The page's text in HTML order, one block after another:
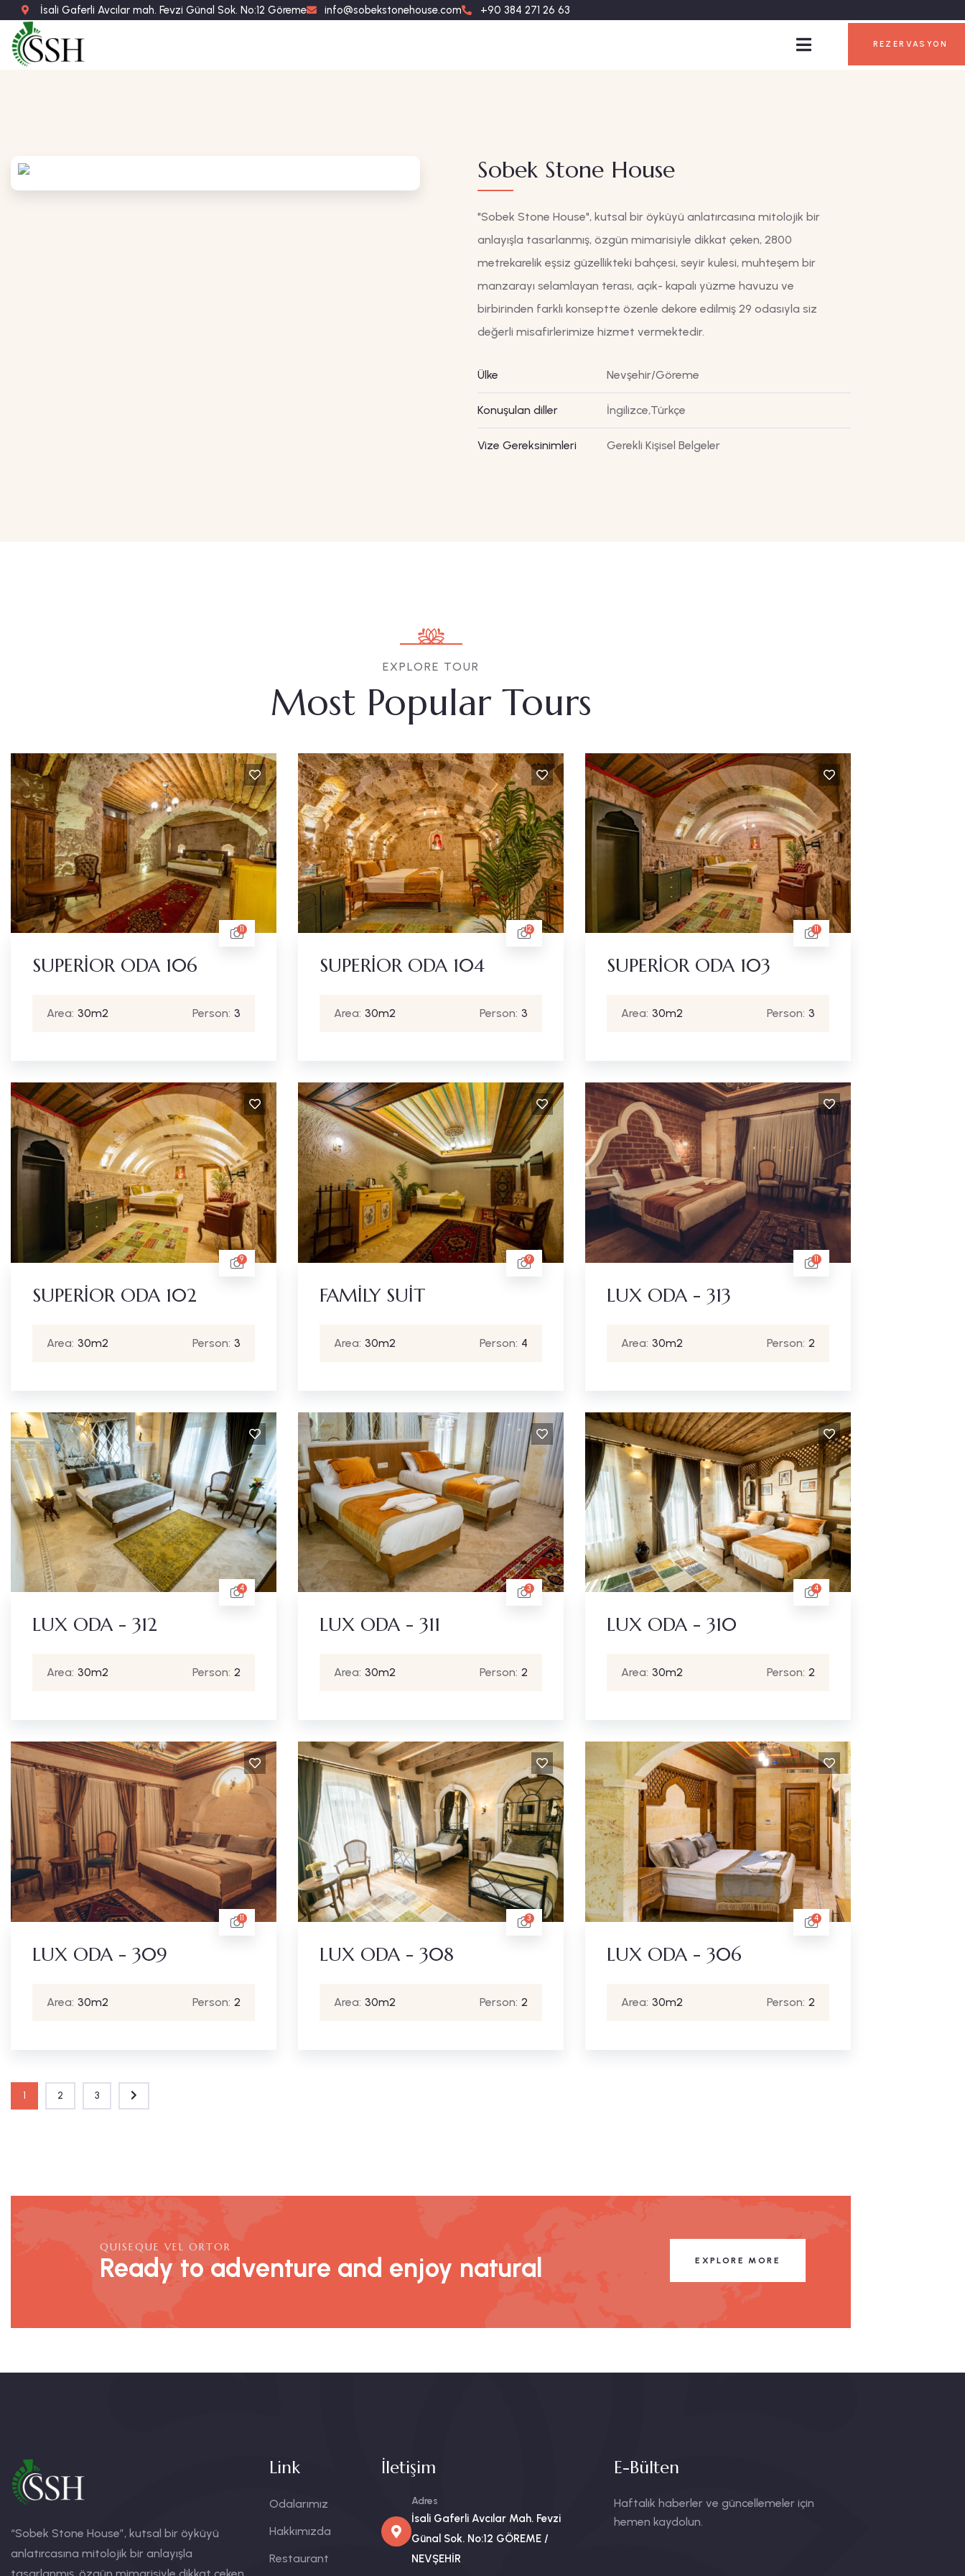
İsali Gaferli Avcılar mah. Fevzi Günal Sok. No:12 Göreme info@sobekstonehouse.com +90 384 271 26 63
REZERVASYON
Sobek Stone House
"Sobek Stone House", kutsal bir öyküyü anlatırcasına mitolojik bir
anlayışla tasarlanmış, özgün mimarisiyle dikkat çeken, 2800
metrekarelik eşsiz güzellikteki bahçesi, seyir kulesi, muhteşem bir
manzarayı selamlayan terası, açık- kapalı yüzme havuzu ve
birbirinden farklı konseptte özenle dekore edilmiş 29 odasıyla siz
değerli misafirlerimize hizmet vermektedir.
Ülke Nevşehir/Göreme
Konuşulan diller İngilizce,Türkçe
Vize Gereksinimleri Gerekli Kişisel Belgeler
EXPLORE TOUR
Most Popular Tours
11
SUPERİOR ODA 106
Area: 30m2 Person: 3
12
SUPERİOR ODA 104
Area: 30m2 Person: 3
11
SUPERİOR ODA 103
Area: 30m2 Person: 3
9
SUPERİOR ODA 102
Area: 30m2 Person: 3
9
FAMİLY SUİT
Area: 30m2 Person: 4
11
LUX ODA - 313
Area: 30m2 Person: 2
4
LUX ODA - 312
Area: 30m2 Person: 2
3
LUX ODA - 311
Area: 30m2 Person: 2
4
LUX ODA - 310
Area: 30m2 Person: 2
11
LUX ODA - 309
Area: 30m2 Person: 2
3
LUX ODA - 308
Area: 30m2 Person: 2
4
LUX ODA - 306
Area: 30m2 Person: 2
1 2 3
QUISEQUE VEL ORTOR
Ready to adventure and enjoy natural EXPLORE MORE
“Sobek Stone House”, kutsal bir öyküyü
anlatırcasına mitolojik bir anlayışla
Link
Odalarımız
Hakkımızda
Restaurant
İletişim
Adres
İsali Gaferli Avcılar Mah. Fevzi
Günal Sok. No:12 GÖREME /
NEVŞEHİR
E-Bülten
Haftalık haberler ve güncellemeler için
hemen kaydolun.